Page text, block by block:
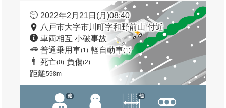
2022年2月21日(月)08:40
八戸市大字市川町字和野前山 付近
車両相互 小破事故
普通乗用車(1) 軽自動車(1)
死亡(0) 負傷(2)
距離598m
他 他